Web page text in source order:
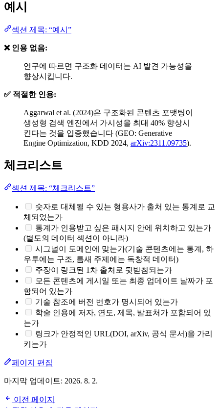
예시
섹션 제목: “예시”
❌ 인용 없음:
연구에 따르면 구조화 데이터는 AI 발견 가능성을
향상시킵니다.
✅ 적절한 인용:
Aggarwal et al. (2024)은 구조화된 콘텐츠 포맷팅이
생성형 검색 엔진에서 가시성을 최대 40% 향상시
킨다는 것을 입증했습니다 (GEO: Generative
Engine Optimization, KDD 2024, arXiv:2311.09735).
체크리스트
섹션 제목: “체크리스트”
숫자로 대체될 수 있는 형용사가 출처 있는 통계로 교
체되었는가
통계가 인용받고 싶은 패시지 안에 위치하고 있는가
(별도의 데이터 섹션이 아니라)
시그널이 도메인에 맞는가(기술 콘텐츠에는 통계, 하
우투에는 구조, 틈새 주제에는 독창적 데이터)
주장이 링크된 1차 출처로 뒷받침되는가
모든 콘텐츠에 게시일 또는 최종 업데이트 날짜가 포
함되어 있는가
기술 참조에 버전 번호가 명시되어 있는가
학술 인용에 저자, 연도, 제목, 발표처가 포함되어 있
는가
링크가 안정적인 URL(DOI, arXiv, 공식 문서)을 가리
키는가
페이지 편집
마지막 업데이트: 2026. 8. 2.
이전 페이지